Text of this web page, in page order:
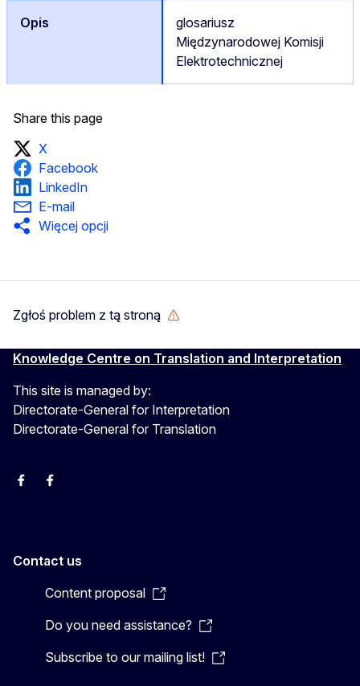
glosariusz
Międzynarodowej Komisji
Elektrotechnicznej
Share this page
X
Facebook
LinkedIn
E-mail
Więcej opcji
Zgłoś problem z tą stroną
Knowledge Centre on Translation and Interpretation
This site is managed by:
Directorate-General for Interpretation
Directorate-General for Translation
EU Interpreters
Translating for Europe
Contact us
Content proposal
Do you need assistance?
Subscribe to our mailing list!